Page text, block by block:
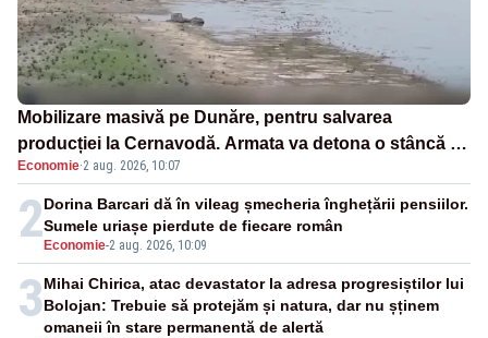
Mobilizare masivă pe Dunăre, pentru salvarea
producției la Cernavodă. Armata va detona o stâncă și
va devia apa fluviului - IMAGINI AERIENE
Economie·2 aug. 2026, 10:07
2 Economie-2 aug. 2026, 10:09
Dorina Barcari dă în vileag șmecheria înghețării pensiilor.
Sumele uriașe pierdute de fiecare român
3Mihai Chirica, atac devastator la adresa progresiștilor lui
Bolojan: Trebuie să protejăm și natura, dar nu șținem
omaneii în stare permanentă de alertă